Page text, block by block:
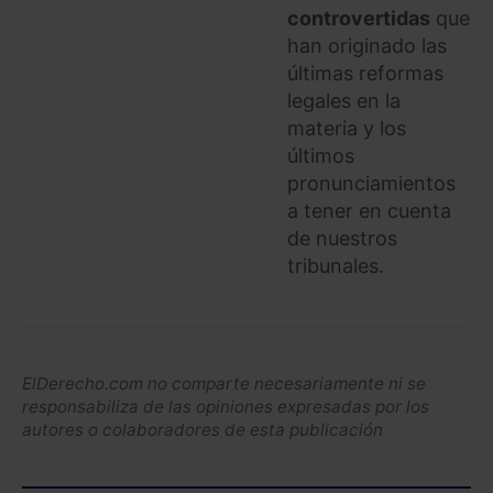
controvertidas que
han originado las
últimas reformas
legales en la
materia y los
últimos
pronunciamientos
a tener en cuenta
de nuestros
tribunales.
ElDerecho.com no comparte necesariamente ni se
responsabiliza de las opiniones expresadas por los
autores o colaboradores de esta publicación